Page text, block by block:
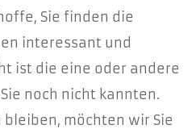
Sie finden die
interessant und
ist die eine oder andere
noch nicht kannten.
möchten wir Sie